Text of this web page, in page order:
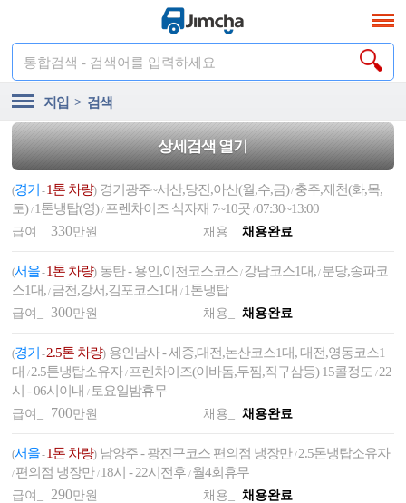
통합검색 - 검색어를 입력하세요
지입 > 검색
상세검색 열기
(경기 -1톤 차량) 경기광주~서산,당진,아산(월,수,금)/ 충주,제천(화,목,
토)/ 1톤냉탑(영)/ 프렌차이즈 식자재 7~10곳/07:30~13:00
급여_ 330만원 채용_ 채용완료
(서울-1톤 차량) 동탄 - 용인,이천코스코스 / 강남코스1대, / 분당,송파코
스1대, / 금천,강서,김포코스1대/ 1톤냉탑
급여_ 300만원 채용_ 채용완료
(경기 -2.5톤 차량) 용인남사 - 세종,대전,논산코스1대, 대전,영동코스1
대/ 2.5톤냉탑소유자/ 프렌차이즈(이바돔,두찜,직구삼등) 15콜정도/ 22
시 - 06시이내/ 토요일밤휴무
급여_ 700만원 채용_ 채용완료
(서울-1톤 차량) 남양주 - 광진구코스 편의점 냉장만/ 2.5톤냉탑소유자
/ 편의점 냉장만/ 18시 - 22시전후/ 월4회휴무
급여_290만원 채용_ 채용완료